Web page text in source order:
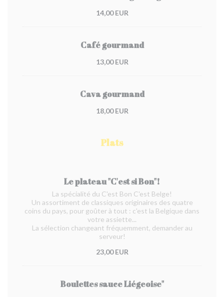
14,00 EUR
Café gourmand
13,00 EUR
Cava gourmand
18,00 EUR
Plats
Le plateau "C'est si Bon"!
La spécialité du C'est Bon C'est Belge!
Un assortiment de classiques originaires des quatre
coins du pays, pour goûter à tout : c'est la Belgique dans
votre assiette...
La sélection changeant fréquemment, demander au
serveur!
23,00 EUR
Boulettes sauce Liégeoise"